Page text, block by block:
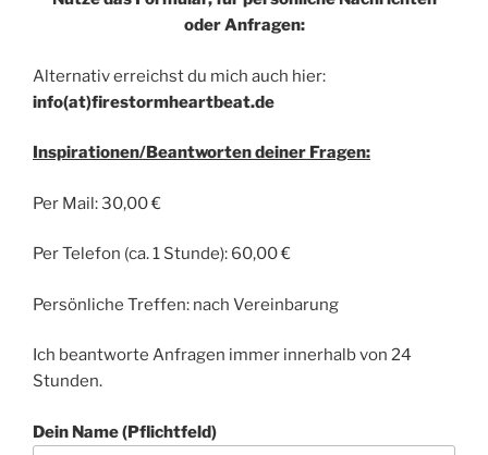
oder Anfragen:
Alternativ erreichst du mich auch hier:
info(at)firestormheartbeat.de
Inspirationen/Beantworten deiner Fragen:
Per Mail: 30,00 €
Per Telefon (ca. 1 Stunde): 60,00 €
Persönliche Treffen: nach Vereinbarung
Ich beantworte Anfragen immer innerhalb von 24
Stunden.
Dein Name (Pflichtfeld)